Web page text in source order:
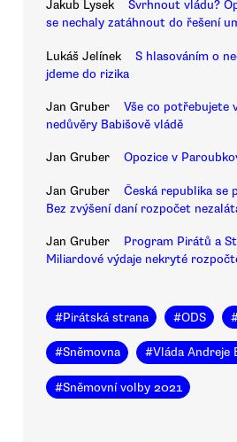
Jakub Lysek
Svrhnout vládu?
se nechaly zatáhnout do řešení
Lukáš Jelínek
S hlasováním o
jdeme do rizika
Jan Gruber
Vše co potřebujete
nedůvěry Babišově vládě
Jan Gruber Opozice v
Jan Gruber
Česká republika se
Bez zvýšení daní rozpočet
Jan Gruber
Program Pirátů a
Miliardové výdaje nekryté
#Pirátská strana #ODS
#Sněmovna #Vláda Andreje
#Sněmovní volby 2021